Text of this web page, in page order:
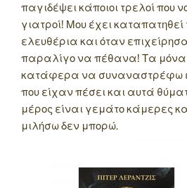
παγιδέψει κάποιοι τρελοί που
γιατροί! Μου έχει καταπατηθεί
ελευθέρια και όταν
παραλίγο να πέθανα! Τα μόνα
κατάφερα να συναναστρέφω
που είχαν πέσει και αυτά
μέρος είναι γεμάτο κάμερες
μιλήσω δεν μπορώ.